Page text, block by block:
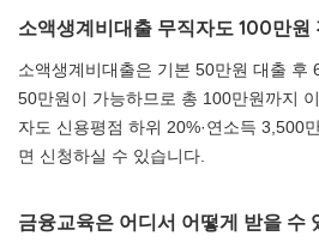
소액생계비대출 무직자도 100만원
소액생계비대출은 기본 50만원 대출 후
50만원이 가능하므로 총 100만원까지
자도 신용평점 하위 20%·연소득 3,500
면 신청하실 수 있습니다.
금융교육은 어디서 어떻게 받을 수